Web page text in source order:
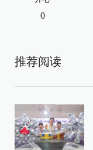
0
推荐阅读